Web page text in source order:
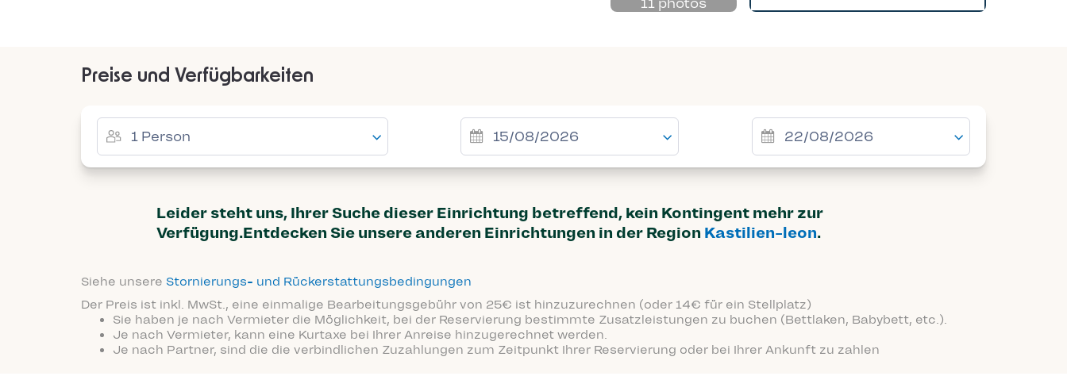
11 photos
Preise und Verfügbarkeiten
Leider steht uns, Ihrer Suche dieser Einrichtung betreffend, kein Kontingent mehr zur
Verfügung.Entdecken Sie unsere anderen Einrichtungen in der Region Kastilien-leon.
Siehe unsere Stornierungs- und Rückerstattungsbedingungen
Der Preis ist inkl. MwSt., eine einmalige Bearbeitungsgebühr von 25€ ist hinzuzurechnen (oder 14€ für ein Stellplatz)
Sie haben je nach Vermieter die Möglichkeit, bei der Reservierung bestimmte Zusatzleistungen zu buchen (Bettlaken, Babybett, etc.).
Je nach Vermieter, kann eine Kurtaxe bei Ihrer Anreise hinzugerechnet werden.
Je nach Partner, sind die die verbindlichen Zuzahlungen zum Zeitpunkt Ihrer Reservierung oder bei Ihrer Ankunft zu zahlen